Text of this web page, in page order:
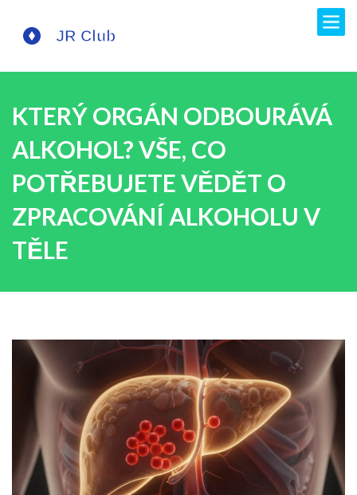
KTERÝ ORGÁN ODBOURÁVÁ
ALKOHOL? VŠE, CO
POTŘEBUJETE VĚDĚT O
ZPRACOVÁNÍ ALKOHOLU V
TĚLE